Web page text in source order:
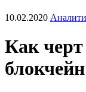
10.02.2020
Как черт